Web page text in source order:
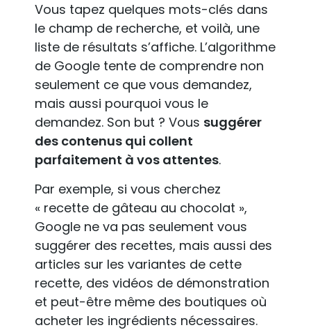
Vous tapez quelques mots-clés dans
le champ de recherche, et voilà, une
liste de résultats s’affiche. L’algorithme
de Google tente de comprendre non
seulement ce que vous demandez,
mais aussi pourquoi vous le
demandez. Son but ? Vous suggérer
des contenus qui collent
parfaitement à vos attentes.
Par exemple, si vous cherchez
« recette de gâteau au chocolat »,
Google ne va pas seulement vous
suggérer des recettes, mais aussi des
articles sur les variantes de cette
recette, des vidéos de démonstration
et peut-être même des boutiques où
acheter les ingrédients nécessaires.